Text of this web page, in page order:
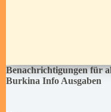
Benachrichtigungen für
Burkina Info Ausgaben